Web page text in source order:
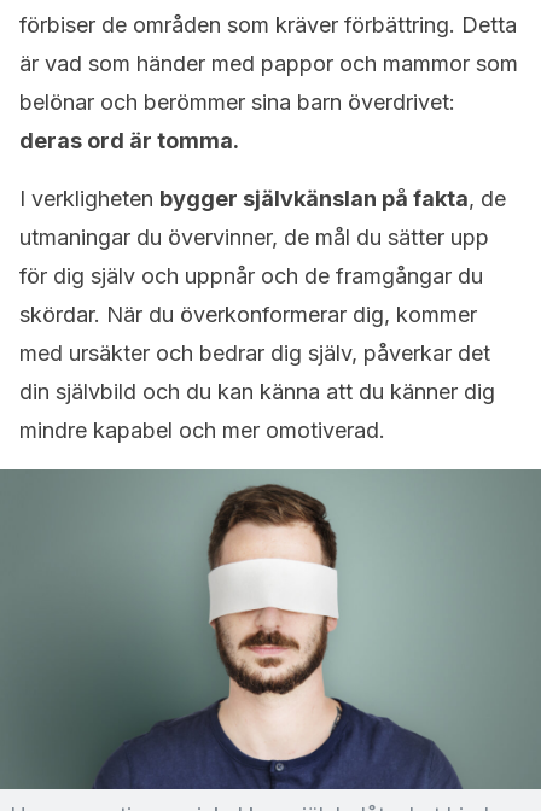
förbiser de områden som kräver förbättring. Detta
är vad som händer med pappor och mammor som
belönar och berömmer sina barn överdrivet:
deras ord är tomma.
I verkligheten bygger självkänslan på fakta, de
utmaningar du övervinner, de mål du sätter upp
för dig själv och uppnår och de framgångar du
skördar. När du överkonformerar dig, kommer
med ursäkter och bedrar dig själv, påverkar det
din självbild och du kan känna att du känner dig
mindre kapabel och mer omotiverad.